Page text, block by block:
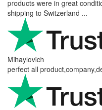
products were in great
shipping to Switzerland ...
Mihaylovich
perfect all